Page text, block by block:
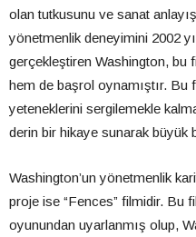
olan tutkusunu ve sanat
yönetmenlik deneyimini 2002
gerçekleştiren Washington, bu
hem de başrol oynamıştır.
yeteneklerini sergilemekle
derin bir hikaye sunarak büyük
Washington’un yönetmenlik
proje ise “Fences” filmidir. Bu
oyunundan uyarlanmış olup,